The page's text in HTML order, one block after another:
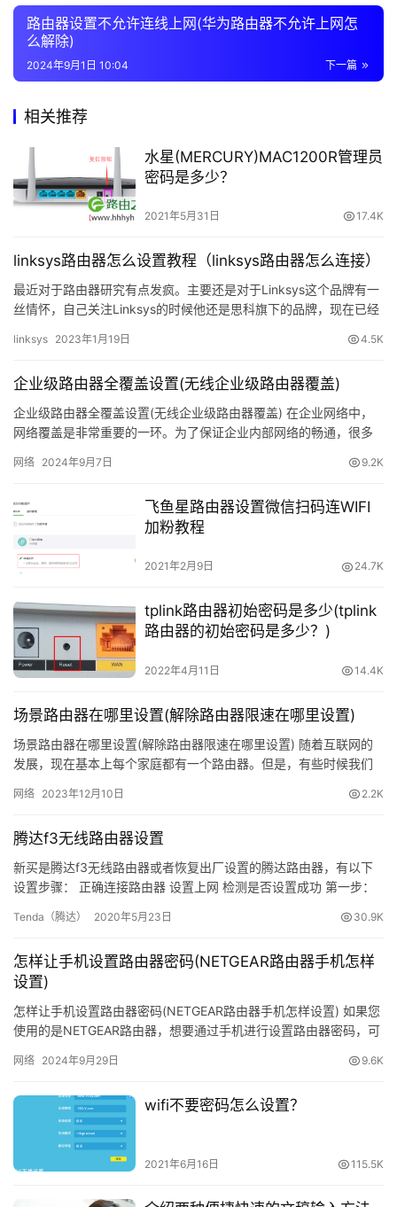
l
c
路
由
设
常
见
题
路
由
密
码
路
器
百
科
牌
路
由
器
更
https://www.224m.com/370730.html
路由器设置不允许连线上网(华为路由器不允许上网怎
么解除)
下一篇
2024年9月1日 10:04
相关推荐
水星(MERCURY)MAC1200R管理员
密码是多少？
2021年5月31日 17.4K
linksys路由器怎么设置教程（linksys路由器怎么连接）
最近对于路由器研究有点发疯。主要还是对于Linksys这个品牌有一
丝情怀，自己关注Linksys的时候他还是思科旗下的品牌，现在已经
linksys 2023年1月19日 4.5K
企业级路由器全覆盖设置(无线企业级路由器覆盖)
企业级路由器全覆盖设置(无线企业级路由器覆盖) 在企业网络中，
网络覆盖是非常重要的一环。为了保证企业内部网络的畅通，很多
设…
网络 2024年9月7日 9.2K
飞鱼星路由器设置微信扫码连WIFI
加粉教程
2021年2月9日 24.7K
tplink路由器初始密码是多少(tplink
路由器的初始密码是多少？)
2022年4月11日 14.4K
场景路由器在哪里设置(解除路由器限速在哪里设置)
场景路由器在哪里设置(解除路由器限速在哪里设置) 随着互联网的
发展，现在基本上每个家庭都有一个路由器。但是，有些时候我们
要…
网络 2023年12月10日 2.2K
腾达f3无线路由器设置
新买是腾达f3无线路由器或者恢复出厂设置的腾达路由器，有以下
设置步骤： 正确连接路由器 设置上网 检测是否设置成功 第一步：
才可以设置上
Tenda（腾达） 2020年5月23日 30.9K
怎样让手机设置路由器密码(NETGEAR路由器手机怎样
设置)
怎样让手机设置路由器密码(NETGEAR路由器手机怎样设置) 如果您
使用的是NETGEAR路由器，想要通过手机进行设置路由器密码，可
网络 2024年9月29日 9.6K
wifi不要密码怎么设置？
2021年6月16日 115.5K